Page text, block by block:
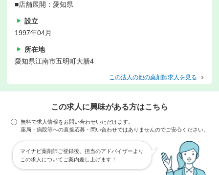
■店舗展開：愛知県
設立
1997年04月
所在地
愛知県江南市五明町大膳4
この法人の他の薬剤師求人を見る
この求人に興味がある方はこちら
無料で求人情報をお問い合わせいただけます。
薬局・病院等への直接応募・問い合わせではありませんのでご安心ください。
マイナビ薬剤師ご登録後、担当のアドバイザーより
この求人についてご案内差し上げます！